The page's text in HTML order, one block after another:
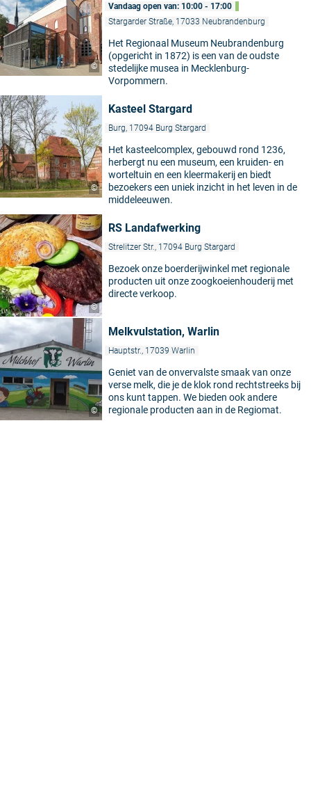
©
Vandaag open van: 10:00 - 17:00
Stargarder Straße, 17033 Neubrandenburg
Het Regionaal Museum Neubrandenburg
(opgericht in 1872) is een van de oudste
stedelijke musea in Mecklenburg-
Vorpommern.
©
Kasteel Stargard
Burg, 17094 Burg Stargard
Het kasteelcomplex, gebouwd rond 1236,
herbergt nu een museum, een kruiden- en
worteltuin en een kleermakerij en biedt
bezoekers een uniek inzicht in het leven in de
middeleeuwen.
©
RS Landafwerking
Strelitzer Str., 17094 Burg Stargard
Bezoek onze boerderijwinkel met regionale
producten uit onze zoogkoeienhouderij met
directe verkoop.
©
Melkvulstation, Warlin
Hauptstr., 17039 Warlin
Geniet van de onvervalste smaak van onze
verse melk, die je de klok rond rechtstreeks bij
ons kunt tappen. We bieden ook andere
regionale producten aan in de Regiomat.